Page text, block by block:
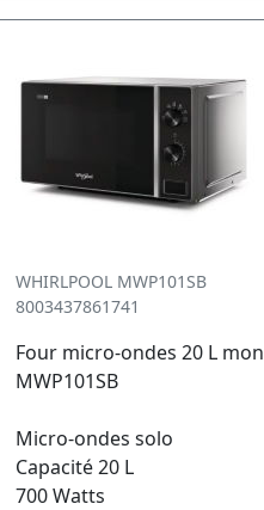
WHIRLPOOL MWP101SB
8003437861741
Four micro-ondes 20 L
MWP101SB
Micro-ondes solo
Capacité 20 L
700 Watts